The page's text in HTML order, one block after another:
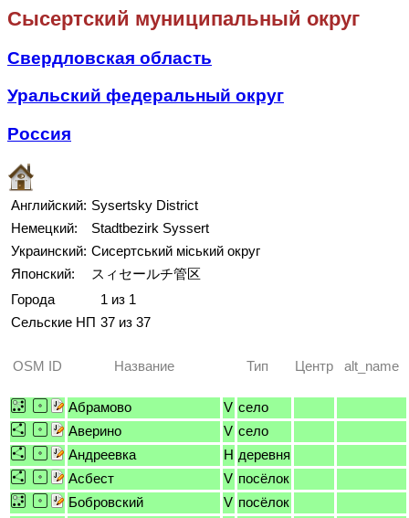
Сысертский муниципальный округ
Свердловская область
Уральский федеральный округ
Россия
Английский: Sysertsky District
Немецкий:
Stadtbezirk Syssert
Украинский: Сисертський міський округ
Японский:
スィセールチ管区
Города
1 из 1
Сельские НП 37 из 37
OSM ID Название Тип Центр alt_name
Абрамово V село
Аверино
V село
Андреевка
H деревня
Асбест
V посёлок
Бобровский
V посёлок